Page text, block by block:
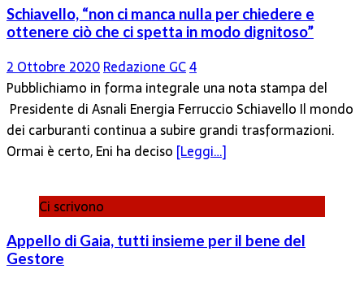
Schiavello, “non ci manca nulla per chiedere e
ottenere ciò che ci spetta in modo dignitoso”
2 Ottobre 2020Redazione GC4
Pubblichiamo in forma integrale una nota stampa del
Presidente di Asnali Energia Ferruccio Schiavello Il mondo
dei carburanti continua a subire grandi trasformazioni.
Ormai è certo, Eni ha deciso [Leggi…]
Ci scrivono
Appello di Gaia, tutti insieme per il bene del
Gestore